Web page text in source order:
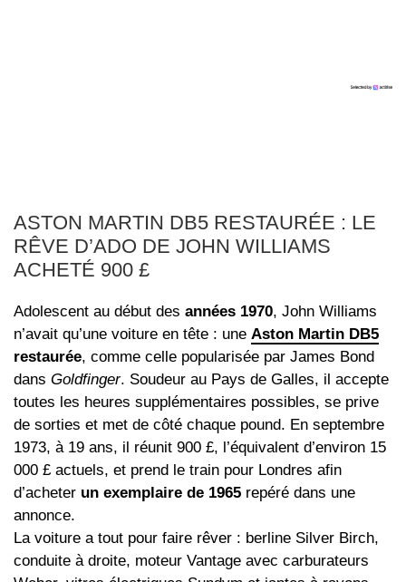
ASTON MARTIN DB5 RESTAURÉE : LE
RÊVE D’ADO DE JOHN WILLIAMS
ACHETÉ 900 £
Adolescent au début des années 1970, John Williams
n’avait qu’une voiture en tête : une Aston Martin DB5
restaurée, comme celle popularisée par James Bond
dans Goldfinger. Soudeur au Pays de Galles, il accepte
toutes les heures supplémentaires possibles, se prive
de sorties et met de côté chaque pound. En septembre
1973, à 19 ans, il réunit 900 £, l’équivalent d’environ 15
000 £ actuels, et prend le train pour Londres afin
d’acheter un exemplaire de 1965 repéré dans une
annonce.
La voiture a tout pour faire rêver : berline Silver Birch,
conduite à droite, moteur Vantage avec carburateurs